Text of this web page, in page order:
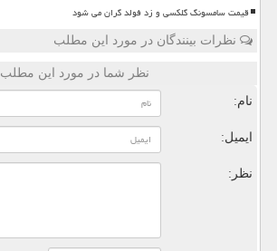
قیمت سامسونگ گلکسی و زد فولد گران می شود
نظرات بینندگان در مورد این مطلب
نظر شما در مورد این مطلب
نام:
ایمیل:
نظر: